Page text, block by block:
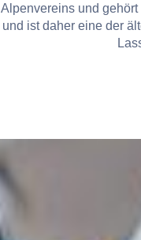
Alpenvereins und
und ist daher eine der